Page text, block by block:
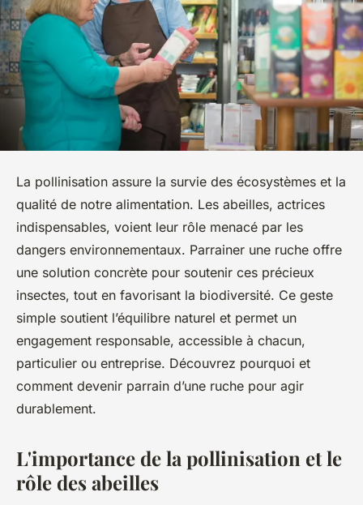
La pollinisation assure la survie des écosystèmes et la
qualité de notre alimentation. Les abeilles, actrices
indispensables, voient leur rôle menacé par les
dangers environnementaux. Parrainer une ruche offre
une solution concrète pour soutenir ces précieux
insectes, tout en favorisant la biodiversité. Ce geste
simple soutient l’équilibre naturel et permet un
engagement responsable, accessible à chacun,
particulier ou entreprise. Découvrez pourquoi et
comment devenir parrain d’une ruche pour agir
durablement.
L'importance de la pollinisation et le
rôle des abeilles